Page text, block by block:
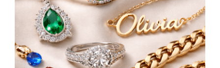
Tendances bijoux 2026 : les styles
incontournables à adopter
Jewelery bijoux